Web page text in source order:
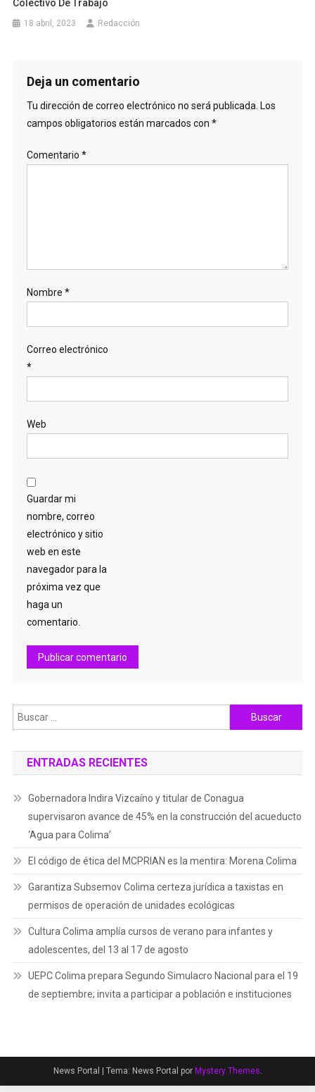
Colectivo De Trabajo
18 abril, 2023 Redacción
Deja un comentario
Tu dirección de correo electrónico no será publicada. Los
campos obligatorios están marcados con *
Comentario *
Nombre *
Correo electrónico
*
Web
Guardar mi
nombre, correo
electrónico y sitio
web en este
navegador para la
próxima vez que
haga un
comentario.
Buscar:
ENTRADAS RECIENTES
Gobernadora Indira Vizcaíno y titular de Conagua
supervisaron avance de 45% en la construcción del acueducto
‘Agua para Colima’
El código de ética del MCPRIAN es la mentira: Morena Colima
Garantiza Subsemov Colima certeza jurídica a taxistas en
permisos de operación de unidades ecológicas
Cultura Colima amplía cursos de verano para infantes y
adolescentes, del 13 al 17 de agosto
UEPC Colima prepara Segundo Simulacro Nacional para el 19
de septiembre; invita a participar a población e instituciones
News Portal Tema: News Portal por Mystery Themes.